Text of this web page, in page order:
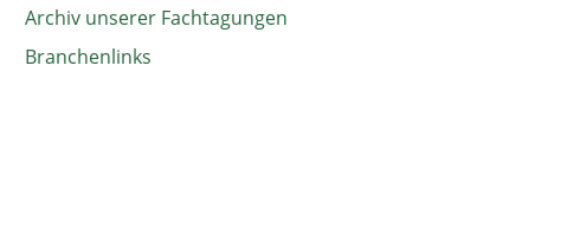
Archiv unserer Fachtagungen
Branchenlinks